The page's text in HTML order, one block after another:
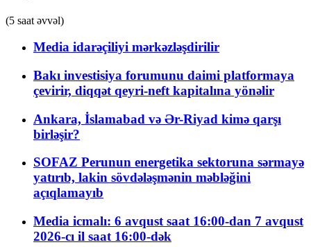
(5 saat əvvəl)
Media idarəçiliyi mərkəzləşdirilir
Bakı investisiya forumunu daimi platformaya
çevirir, diqqət qeyri-neft kapitalına yönəlir
Ankara, İslamabad və Ər-Riyad kimə qarşı
birləşir?
SOFAZ Perunun energetika sektoruna sərmayə
yatırıb, lakin sövdələşmənin məbləğini
açıqlamayıb
Media icmalı: 6 avqust saat 16:00-dan 7 avqust
2026-cı il saat 16:00-dək